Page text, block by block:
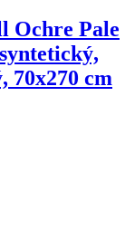
Ochre Pale
70x270 cm